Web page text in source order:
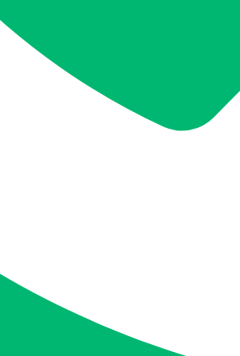
3-1. 계획 수립의 중요성
정리 계획은 유품의 분류, 처리 방법, 일
마포 유품정리 전문 업체는 고객과 협의
유품정리의 체계적인 계획 수립은